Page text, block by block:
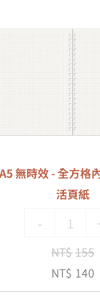
時
效
-
全
方
格
頁
-
20
活
頁
A5 無時效 - 全方格
活頁紙
-
NT$155
NT$ 140